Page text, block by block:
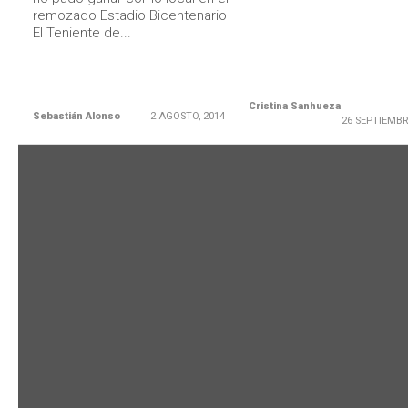
remozado Estadio Bicentenario
El Teniente de...
Sebastián Alonso 2 AGOSTO, 2014
Cristina Sanhueza
26